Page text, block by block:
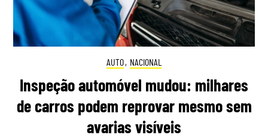
AUTO, NACIONAL
Inspeção automóvel mudou: milhares
de carros podem reprovar mesmo sem
avarias visíveis